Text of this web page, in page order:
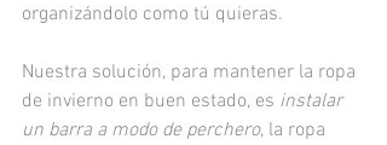
organizándolo como tú quieras.
Nuestra solución, para mantener la ropa
de invierno en buen estado, es instalar
un barra a modo de perchero, la ropa